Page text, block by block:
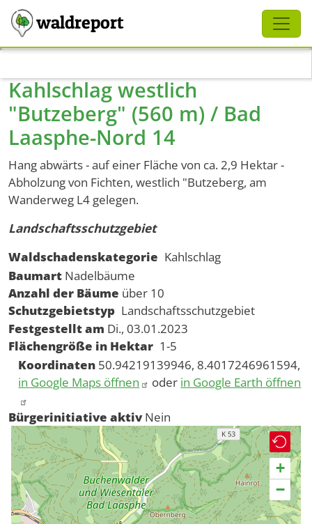
waldreport
Kahlschlag westlich
"Butzeberg" (560 m) / Bad
Laasphe-Nord 14
Hang abwärts - auf einer Fläche von ca. 2,9 Hektar -
Abholzung von Fichten, westlich "Butzeberg, am
Wanderweg L4 gelegen.
Landschaftsschutzgebiet
Waldschadenskategorie Kahlschlag
Baumart Nadelbäume
Anzahl der Bäume über 10
Schutzgebietstyp Landschaftsschutzgebiet
Festgestellt am Di., 03.01.2023
Flächengröße in Hektar 1-5
Koordinaten 50.94219139946, 8.4017246961594,
in Google Maps öffnen
oder in Google Earth öffnen
Bürgerinitiative aktiv Nein
+
−
Schliessen